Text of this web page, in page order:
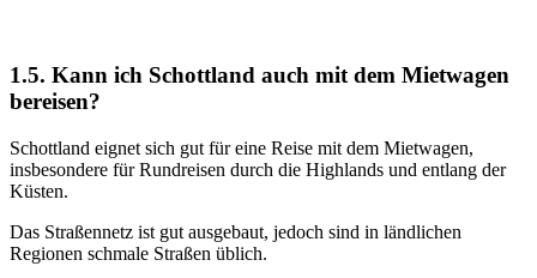
1.5. Kann ich Schottland auch mit dem Mietwagen
bereisen?
Schottland eignet sich gut für eine Reise mit dem Mietwagen,
insbesondere für Rundreisen durch die Highlands und entlang der
Küsten.
Das Straßennetz ist gut ausgebaut, jedoch sind in ländlichen
Regionen schmale Straßen üblich.